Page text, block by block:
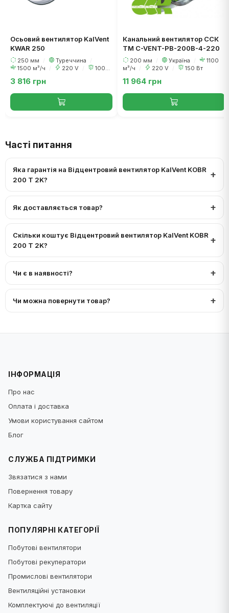
Осьовий вентилятор KalVent
KWAR 250
250 мм Туреччина
1500 м³/ч
220 V
100
3 816 грн
Канальний вентилятор ССК
ТМ C-VENT-PB-200В-4-220
200 мм Україна
1100
м³/ч
220 V 150 Вт
11 964 грн
Часті питання
Яка гарантія на Відцентровий вентилятор KalVent KOBR
200 T 2K?
Як доставляється товар?
Скільки коштує Відцентровий вентилятор KalVent KOBR
200 T 2K?
Чи є в наявності?
Чи можна повернути товар?
ІНФОРМАЦІЯ
Про нас
Оплата і доставка
Умови користування сайтом
Блог
СЛУЖБА ПІДТРИМКИ
Звязатися з нами
Повернення товару
Картка сайту
ПОПУЛЯРНІ КАТЕГОРІЇ
Побутові вентилятори
Побутові рекуператори
Промислові вентилятори
Вентиляційні установки
Комплектуючі до вентиляції